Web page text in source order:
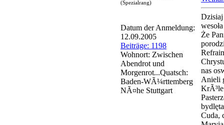
(Spezialrang)
Datum der Anmeldung:
12.09.2005
Beiträge: 1198
Wohnort: Zwischen
Abendrot und
Morgenrot...Quatsch:
Baden-WÃ¼rttemberg
NÃ¤he Stuttgart
Że
nas
Anieli
Cuda,